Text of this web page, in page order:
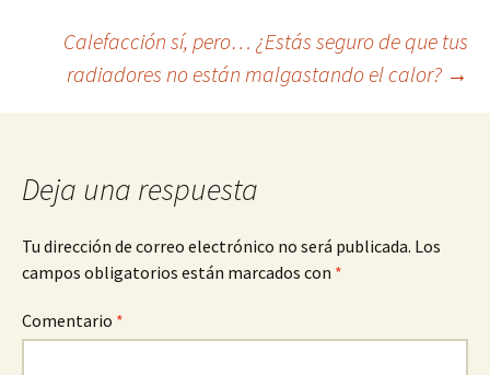
Navegación
de
entradas
Calefacción sí, pero… ¿Estás seguro de que tus
radiadores no están malgastando el calor? →
Deja una respuesta
Tu dirección de correo electrónico no será publicada. Los
campos obligatorios están marcados con *
Comentario *